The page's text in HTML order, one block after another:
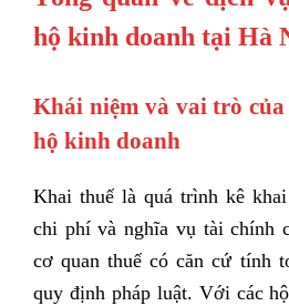
hộ kinh doanh tại Hà
Khái niệm và vai trò
hộ kinh doanh
Khai thuế là quá trình kê
chi phí và nghĩa vụ tài chính
cơ quan thuế có căn cứ tính
quy định pháp luật. Với các